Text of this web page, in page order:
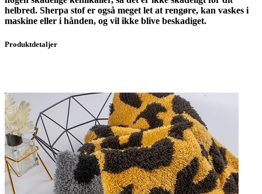
helbred. Sherpa stof er også meget let at rengøre, kan vaskes i
maskine eller i hånden, og vil ikke blive beskadiget.
Produktdetaljer